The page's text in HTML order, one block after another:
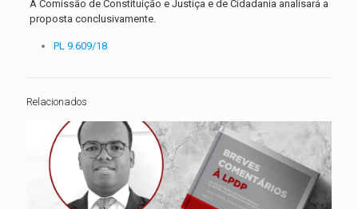
A Comissão de Constituição e Justiça e de Cidadania analisará a
proposta conclusivamente.
PL 9.609/18
Relacionados